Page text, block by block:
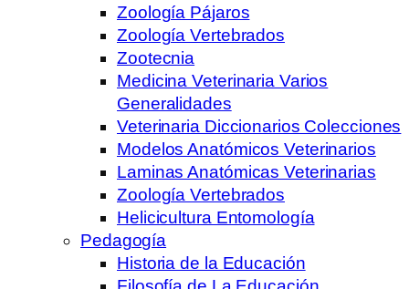
Zoología Pájaros
Zoología Vertebrados
Zootecnia
Medicina Veterinaria Varios
Generalidades
Veterinaria Diccionarios Colecciones
Modelos Anatómicos Veterinarios
Laminas Anatómicas Veterinarias
Zoología Vertebrados
Helicicultura Entomología
Pedagogía
Historia de la Educación